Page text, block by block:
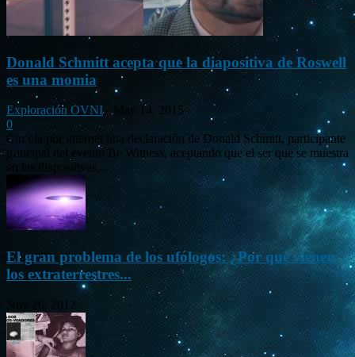
Donald Schmitt acepta que la diapositiva de Roswell
es una momia
Exploración OVNI -
May 14, 2015
0
Circula por internet una declaración de Donald Schmitt, participante
principal del evento Be Witness, aceptando que el ser que se muestra
en las diapositivas...
El gran problema de los ufólogos: ¿Por qué vienen
los extraterrestres...
Nov 26, 2012